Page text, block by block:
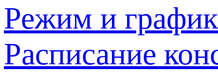
Режим и
Расписание